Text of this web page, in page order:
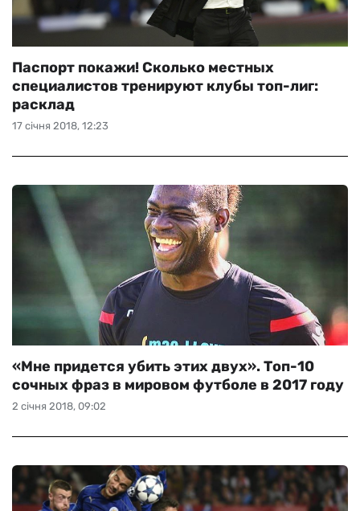
17 січня 2018, 12:23
Паспорт покажи! Сколько местных
специалистов тренируют клубы топ-лиг:
расклад
2 січня 2018, 09:02
«Мне придется убить этих двух». Топ-10
сочных фраз в мировом футболе в 2017 году